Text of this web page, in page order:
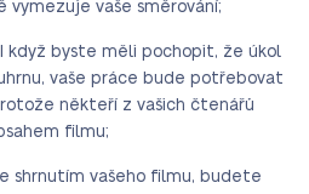
vymezuje vaše směrování;
když byste měli pochopit, že úkol
vaše práce bude potřebovat
někteří z vašich čtenářů
filmu;
shrnutím vašeho filmu, budete